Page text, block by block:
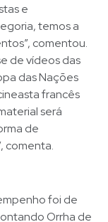
e
temos a
comentou.
de vídeos das
das Nações
francês
será
de
comenta.
foi de
Orrha de